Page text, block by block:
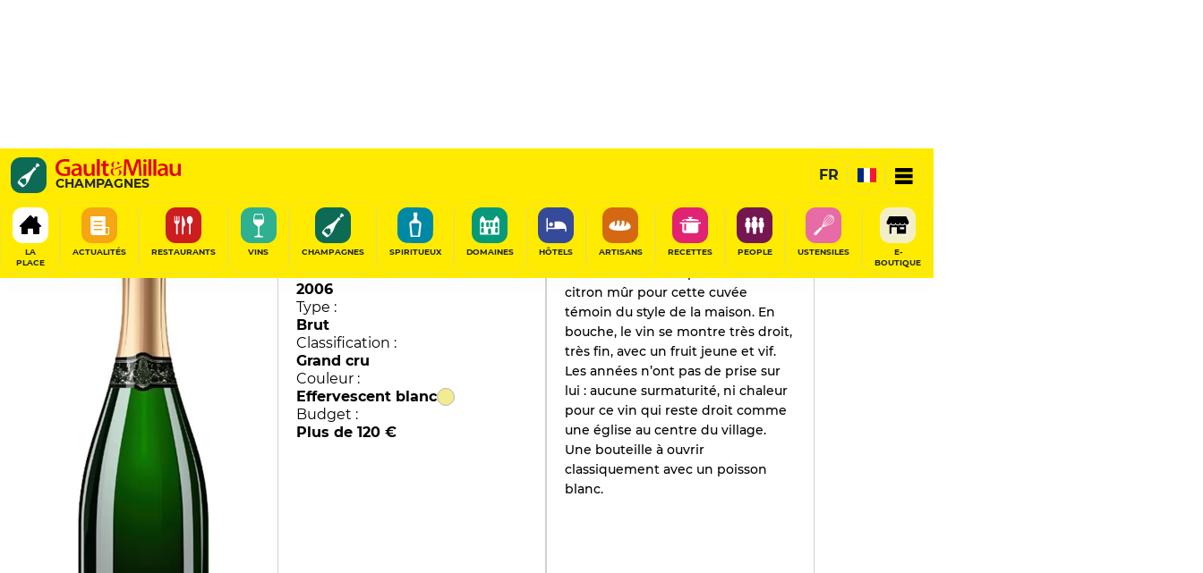
CHAMPAGNES
FR
LA
PLACE
ACTUALITÉS RESTAURANTS VINS CHAMPAGNES SPIRITUEUX DOMAINES HÔTELS ARTISANS RECETTES PEOPLE USTENSILES
E-
BOUTIQUE
Louise Nature
Pommery
PARTAGER
93/100
Champagne
Millésime :
2006
Type :
Brut
Classification :
Grand cru
Couleur :
Effervescent blanc
Budget :
Plus de 120 €
L'AVIS DE GAULT&MILLAU
2023
Nez sur le toast de pain frais et le
citron mûr pour cette cuvée
témoin du style de la maison. En
bouche, le vin se montre très droit,
très fin, avec un fruit jeune et vif.
Les années n’ont pas de prise sur
lui : aucune surmaturité, ni chaleur
pour ce vin qui reste droit comme
une église au centre du village.
Une bouteille à ouvrir
classiquement avec un poisson
blanc.